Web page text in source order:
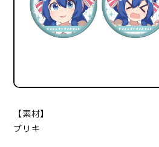
【素材】
ブリキ